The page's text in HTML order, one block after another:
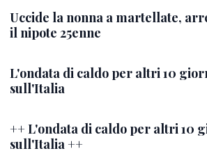
Uccide la nonna a martellate,
il nipote 25enne
L'ondata di caldo per altri 10
sull'Italia
++ L'ondata di caldo per altri 10
sull'Italia ++